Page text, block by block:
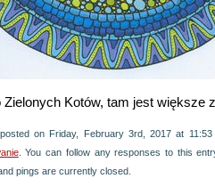
Zielonych Kotów, tam jest większe
on Friday, February 3rd, 2017 at
. You can follow any responses to this
pings are currently closed.